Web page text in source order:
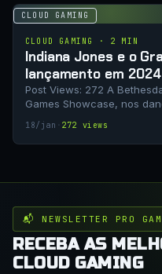
CLOUD GAMING
CLOUD GAMING · 2 MIN
Indiana Jones e o
lançamento em 2024
Post Views: 272 A
Games Showcase, nos
18/jan · 272 views
📬 NEWSLETTER PRO
RECEBA AS
CLOUD GAMING